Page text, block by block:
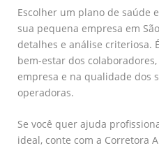
Escolher um plano de saúde
sua pequena empresa em
detalhes e análise criteriosa.
bem-estar dos
empresa e na qualidade dos
operadoras.
Se você quer ajuda
ideal, conte com a Corretora